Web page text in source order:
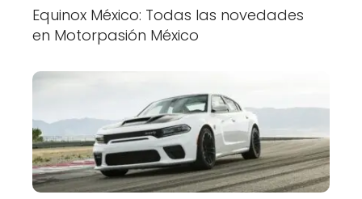
Equinox México: Todas las novedades
en Motorpasión México